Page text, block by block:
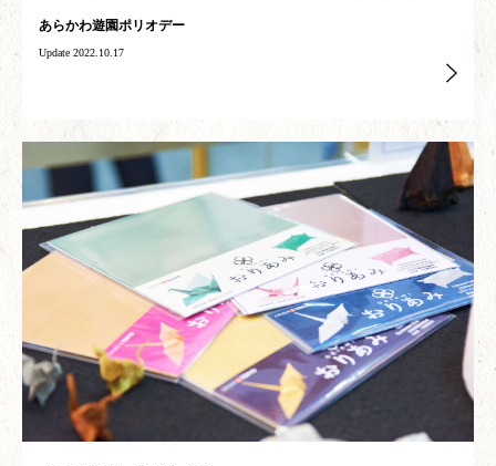
あらかわ遊園ポリオデー
Update 2022.10.17